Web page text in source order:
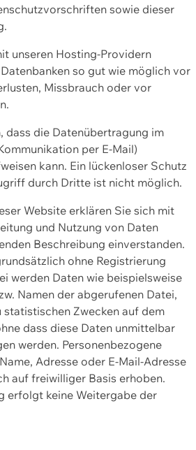
sowie dieser
unseren Hosting-Providern
so gut wie möglich vor
Missbrauch oder vor
dass die Datenübertragung im
per E-Mail)
kann. Ein lückenloser Schutz
durch Dritte ist nicht möglich.
Website erklären Sie sich mit
und Nutzung von Daten
Beschreibung einverstanden.
ohne Registrierung
werden Daten wie beispielsweise
Namen der abgerufenen Datei,
statistischen Zwecken auf dem
dass diese Daten unmittelbar
werden. Personenbezogene
Adresse oder E-Mail-Adresse
auf freiwilliger Basis erhoben.
erfolgt keine Weitergabe der